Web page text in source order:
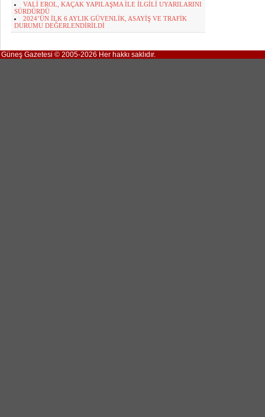
VALİ EROL, KAÇAK YAPILAŞMA İLE İLGİLİ UYARILARINI
SÜRDÜRDÜ
2024’ÜN İLK 6 AYLIK GÜVENLİK, ASAYİŞ VE TRAFİK
DURUMU DEĞERLENDİRİLDİ
Güneş Gazetesi © 2005-2026 Her hakkı saklıdır.